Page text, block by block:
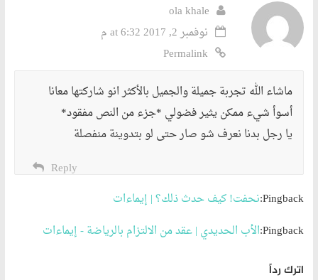
ola khale
نوفمبر 2, 2017 at 6:32 م
Permalink
ماشاء الله تجربة جميلة والجميل بالأكثر انو شاركتها معانا
أسوأ شيء ممكن يثير فضولي *جزء من النص مفقود*
يا رجل بدنا نعرف شو صار حتى لو بتدوينة منفصلة
Reply
Pingback:نحفت! كيف حدث ذلك؟ | إيماءات
Pingback:الأب الحديدي | عقد من الالتزام بالرياضة - إيماءات
اترك رداً